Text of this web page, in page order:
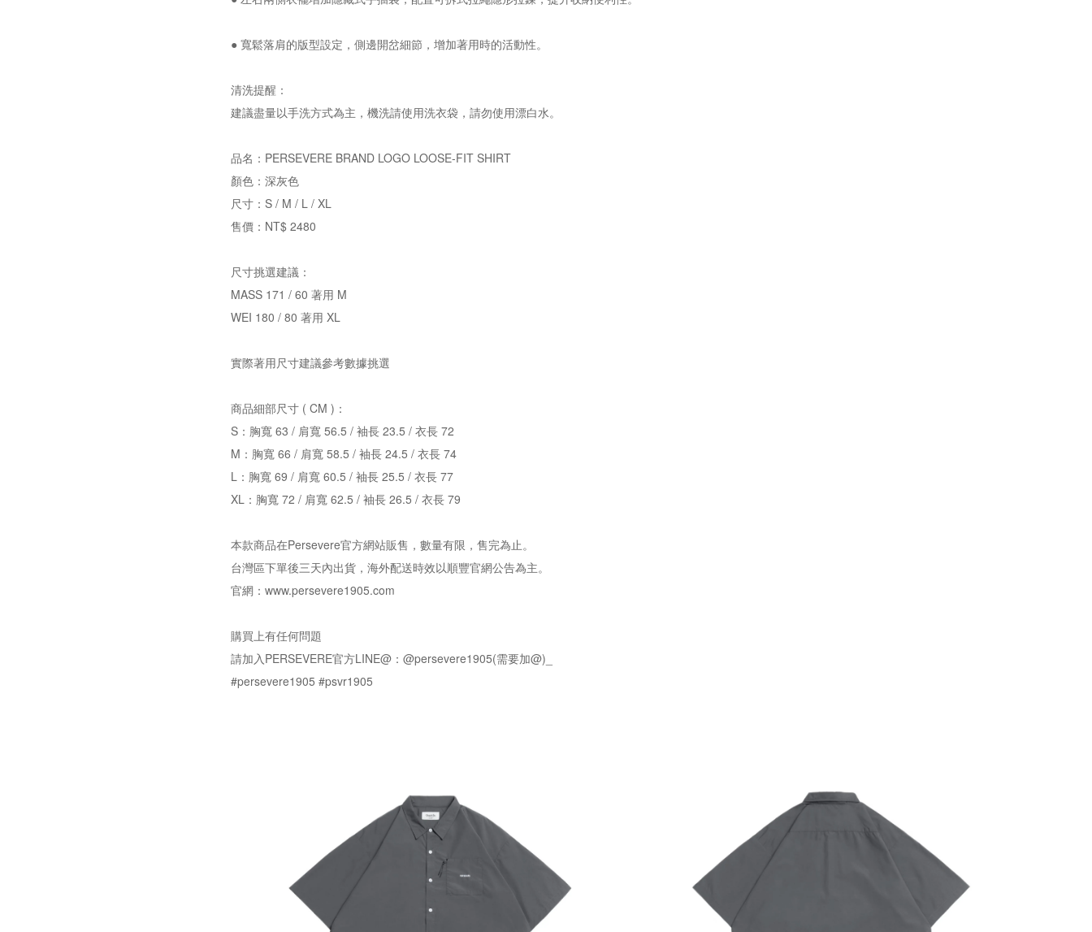
● 寬鬆落肩的版型設定，側邊開岔細節，增加著用時的活動性。
清洗提醒：
建議盡量以手洗方式為主，機洗請使用洗衣袋，請勿使用漂白水。
品名：PERSEVERE BRAND LOGO LOOSE-FIT SHIRT
顏色：深灰色
尺寸：S / M / L / XL
售價：NT$ 2480
尺寸挑選建議：
MASS 171 / 60 著用 M
WEI 180 / 80 著用 XL
實際著用尺寸建議參考數據挑選
商品細部尺寸 ( CM )：
S：胸寬 63 / 肩寬 56.5 / 袖長 23.5 / 衣長 72
M：胸寬 66 / 肩寬 58.5 / 袖長 24.5 / 衣長 74
L：胸寬 69 / 肩寬 60.5 / 袖長 25.5 / 衣長 77
XL：胸寬 72 / 肩寬 62.5 / 袖長 26.5 / 衣長 79
本款商品在Persevere官方網站販售，數量有限，售完為止。
台灣區下單後三天內出貨，海外配送時效以順豐官網公告為主。
官網：www.persevere1905.com
購買上有任何問題
請加入PERSEVERE官方LINE@：@persevere1905(需要加@)_
#persevere1905 #psvr1905